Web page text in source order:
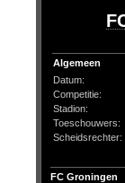
Algemeen
Datum:
Competitie:
Stadion:
Toeschouwers:
Scheidsrechter:
FC Groningen